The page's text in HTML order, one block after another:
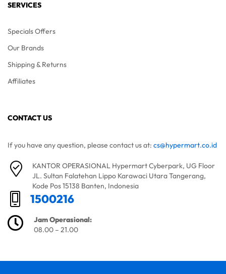
SERVICES
Specials Offers
Our Brands
Shipping & Returns
Affiliates
CONTACT US
If you have any question, please contact us at: cs@hypermart.co.id
KANTOR OPERASIONAL Hypermart Cyberpark, UG Floor
JL. Sultan Falatehan Lippo Karawaci Utara Tangerang,
Kode Pos 15138 Banten, Indonesia
1500216
Jam Operasional:
08.00 – 21.00